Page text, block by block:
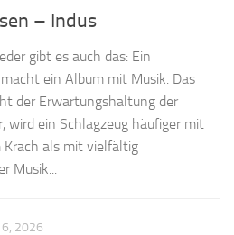
– Indus
gibt es auch das: Ein
ein Album mit Musik. Das
der Erwartungshaltung der
wird ein Schlagzeug häufiger mit
Krach als mit vielfältig
Musik...
6, 2026